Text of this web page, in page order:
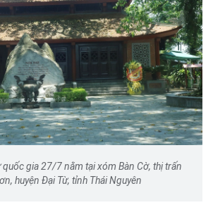
quốc gia 27/7 nằm tại xóm Bàn Cờ, thị trấn
huyện Đại Từ, tỉnh Thái Nguyên